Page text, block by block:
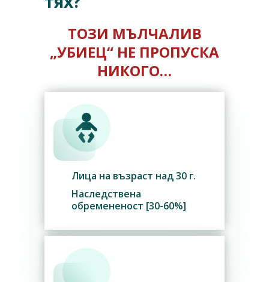
ТОЗИ МЪЛЧАЛИВ
„УБИЕЦ“ НЕ ПРОПУСКА
НИКОГО…
Лица на възраст над 30 г.
Наследствена
обремененост [30-60%]